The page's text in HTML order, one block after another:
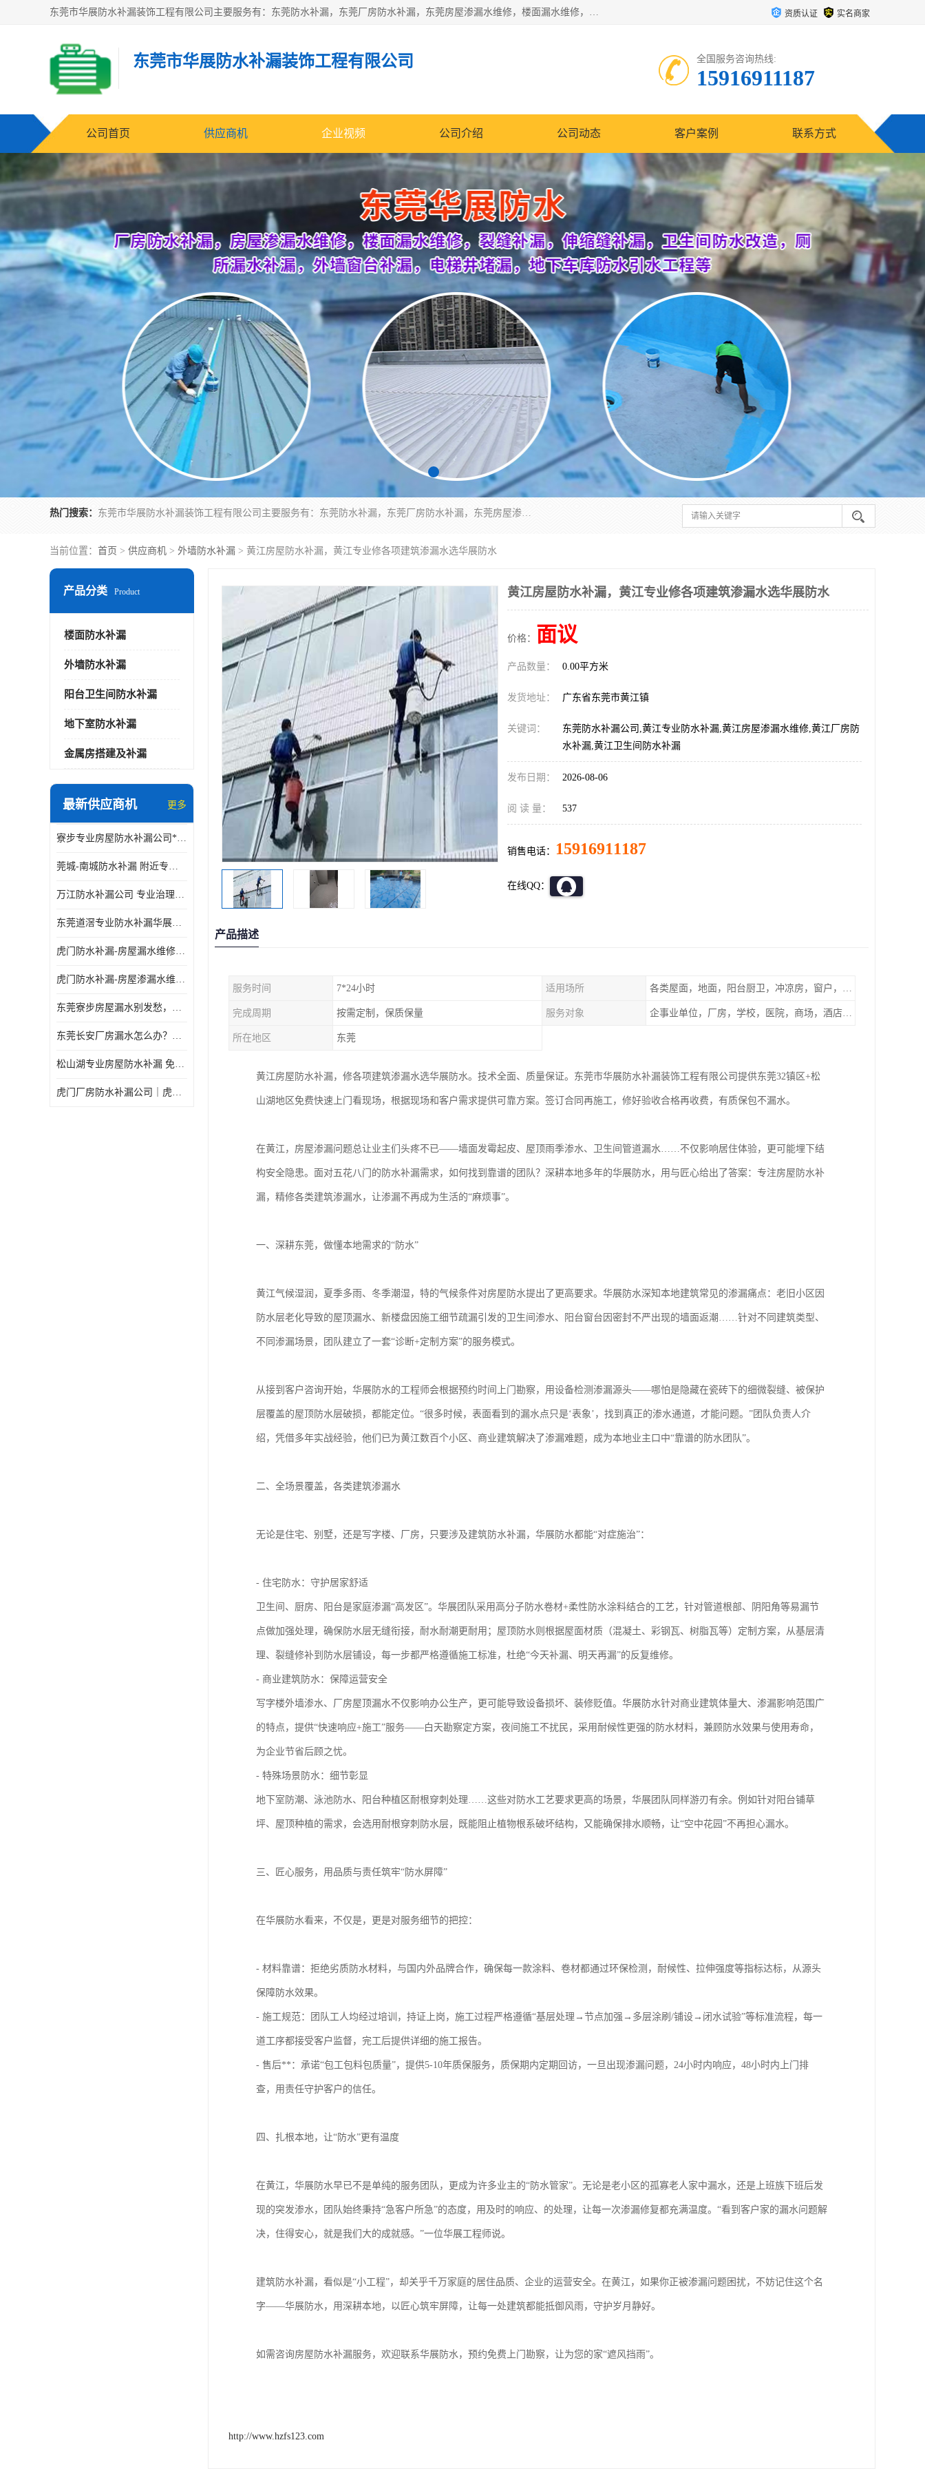
东莞市华展防水补漏装饰工程有限公司主要服务有：东莞防水补漏，东莞厂房防水补漏，东莞房屋渗漏水维修，楼面漏水维修，裂缝补漏，伸缩缝补漏，卫生间防水改造，厕所漏水补漏，外墙窗台补漏，电梯井堵漏，地下车库防水引水工程等 资质认证 实名商家
东莞市华展防水补漏装饰工程有限公司 全国服务咨询热线:
15916911187
公司首页 供应商机 企业视频 公司介绍 公司动态 客户案例 联系方式
热门搜索： 东莞市华展防水补漏装饰工程有限公司主要服务有：东莞防水补漏，东莞厂房防水补漏，东莞房屋渗漏水维修，楼面漏水维修，裂缝补漏，伸缩缝补漏，卫生间防水改造，厕所漏水补漏，外墙窗台补漏，电梯井堵漏，地下车库防水引水工程等
当前位置： 首页 > 供应商机 > 外墙防水补漏 > 黄江房屋防水补漏，黄江专业修各项建筑渗漏水选华展防水
产品分类 Product
楼面防水补漏
外墙防水补漏
阳台卫生间防水补漏
地下室防水补漏
金属房搭建及补漏
最新供应商机 更多
寮步专业房屋防水补漏公司*华展防水，值得信赖的选择
莞城-南城防水补漏 附近专修房屋漏水 免费上门看现场 修不好不收费
万江防水补漏公司 专业治理各项建筑物渗漏水 精准选材 快速止水
东莞道滘专业防水补漏华展防水更专业，及时高效，五年质保
虎门防水补漏-房屋漏水维修 免费上门提供方案 高效解决渗漏水问题
虎门防水补漏-房屋渗漏水维修 免费上门提供方案 验收合格再收费
东莞寮步房屋漏水别发愁，华展防水为您解烦忧！
东莞长安厂房漏水怎么办？华展防水24小时解决渗漏难题
松山湖专业房屋防水补漏 免费上门看现场，快速提供可靠方案
虎门厂房防水补漏公司｜虎门专修厂房渗漏水｜虎门楼面漏水补漏
黄江房屋防水补漏，黄江专业修各项建筑渗漏水选华展防水
价格： 面议
产品数量： 0.00平方米
发货地址： 广东省东莞市黄江镇
关键词：
东莞防水补漏公司,黄江专业防水补漏,黄江房屋渗漏水维修,黄江厂房防
水补漏,黄江卫生间防水补漏
发布日期： 2026-08-06
阅 读 量： 537
销售电话： 15916911187
在线QQ：
产品描述
服务时间 7*24小时 适用场所 各类屋面，地面，阳台厨卫，冲凉房，窗户，地下室等
完成周期 按需定制，保质保量 服务对象 企事业单位，厂房，学校，医院，商场，酒店，小区物业，商家居民住户等
所在地区 东莞
黄江房屋防水补漏，修各项建筑渗漏水选华展防水。技术全面、质量保证。东莞市华展防水补漏装饰工程有限公司提供东莞32镇区+松
山湖地区免费快速上门看现场，根据现场和客户需求提供可靠方案。签订合同再施工，修好验收合格再收费，有质保包不漏水。
在黄江，房屋渗漏问题总让业主们头疼不已——墙面发霉起皮、屋顶雨季渗水、卫生间管道漏水……不仅影响居住体验，更可能埋下结
构安全隐患。面对五花八门的防水补漏需求，如何找到靠谱的团队？深耕本地多年的华展防水，用与匠心给出了答案：专注房屋防水补
漏，精修各类建筑渗漏水，让渗漏不再成为生活的“麻烦事”。
一、深耕东莞，做懂本地需求的“防水”
黄江气候湿润，夏季多雨、冬季潮湿，特的气候条件对房屋防水提出了更高要求。华展防水深知本地建筑常见的渗漏痛点：老旧小区因
防水层老化导致的屋顶漏水、新楼盘因施工细节疏漏引发的卫生间渗水、阳台窗台因密封不严出现的墙面返潮……针对不同建筑类型、
不同渗漏场景，团队建立了一套“诊断+定制方案”的服务模式。
从接到客户咨询开始，华展防水的工程师会根据预约时间上门勘察，用设备检测渗漏源头——哪怕是隐藏在瓷砖下的细微裂缝、被保护
层覆盖的屋顶防水层破损，都能定位。“很多时候，表面看到的漏水点只是‘表象’，找到真正的渗水通道，才能问题。”团队负责人介
绍，凭借多年实战经验，他们已为黄江数百个小区、商业建筑解决了渗漏难题，成为本地业主口中“靠谱的防水团队”。
二、全场景覆盖，各类建筑渗漏水
无论是住宅、别墅，还是写字楼、厂房，只要涉及建筑防水补漏，华展防水都能“对症施治”：
- 住宅防水：守护居家舒适
卫生间、厨房、阳台是家庭渗漏“高发区”。华展团队采用高分子防水卷材+柔性防水涂料结合的工艺，针对管道根部、阴阳角等易漏节
点做加强处理，确保防水层无缝衔接，耐水耐潮更耐用；屋顶防水则根据屋面材质（混凝土、彩钢瓦、树脂瓦等）定制方案，从基层清
理、裂缝修补到防水层铺设，每一步都严格遵循施工标准，杜绝“今天补漏、明天再漏”的反复维修。
- 商业建筑防水：保障运营安全
写字楼外墙渗水、厂房屋顶漏水不仅影响办公生产，更可能导致设备损坏、装修贬值。华展防水针对商业建筑体量大、渗漏影响范围广
的特点，提供“快速响应+施工”服务——白天勘察定方案，夜间施工不扰民，采用耐候性更强的防水材料，兼顾防水效果与使用寿命，
为企业节省后顾之忧。
- 特殊场景防水：细节彰显
地下室防潮、泳池防水、阳台种植区耐根穿刺处理……这些对防水工艺要求更高的场景，华展团队同样游刃有余。例如针对阳台铺草
坪、屋顶种植的需求，会选用耐根穿刺防水层，既能阻止植物根系破坏结构，又能确保排水顺畅，让“空中花园”不再担心漏水。
三、匠心服务，用品质与责任筑牢“防水屏障”
在华展防水看来，不仅是，更是对服务细节的把控：
- 材料靠谱：拒绝劣质防水材料，与国内外品牌合作，确保每一款涂料、卷材都通过环保检测，耐候性、拉伸强度等指标达标，从源头
保障防水效果。
- 施工规范：团队工人均经过培训，持证上岗，施工过程严格遵循“基层处理→节点加强→多层涂刷/铺设→闭水试验”等标准流程，每一
道工序都接受客户监督，完工后提供详细的施工报告。
- 售后**：承诺“包工包料包质量”，提供5-10年质保服务，质保期内定期回访，一旦出现渗漏问题，24小时内响应，48小时内上门排
查，用责任守护客户的信任。
四、扎根本地，让“防水”更有温度
在黄江，华展防水早已不是单纯的服务团队，更成为许多业主的“防水管家”。无论是老小区的孤寡老人家中漏水，还是上班族下班后发
现的突发渗水，团队始终秉持“急客户所急”的态度，用及时的响应、的处理，让每一次渗漏修复都充满温度。“看到客户家的漏水问题解
决，住得安心，就是我们大的成就感。”一位华展工程师说。
建筑防水补漏，看似是“小工程”，却关乎千万家庭的居住品质、企业的运营安全。在黄江，如果你正被渗漏问题困扰，不妨记住这个名
字——华展防水，用深耕本地，以匠心筑牢屏障，让每一处建筑都能抵御风雨，守护岁月静好。
如需咨询房屋防水补漏服务，欢迎联系华展防水，预约免费上门勘察，让为您的家“遮风挡雨”。
http://www.hzfs123.com